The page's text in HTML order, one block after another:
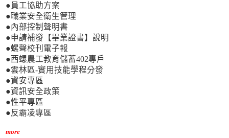
●員工協助方案
●職業安全衛生管理
●內部控制聲明書
●申請補發【畢業證書】說明
●螺聲校刊電子報
●西螺農工教育儲蓄402專戶
●雲林區-實用技能學程分發
●資安專區
●資訊安全政策
●性平專區
●反霸凌專區
more